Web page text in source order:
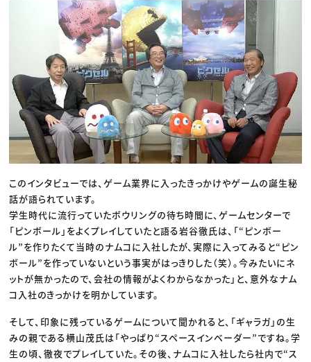
このインタビューでは、ゲーム業界に入ったきっかけやゲームの誕生秘
話が語られています。
学生時代に流行っていたボウリングの待ち時間に、ゲームセンターで
「ピンボール」をよくプレイしていたと語る岩谷徹氏は、「“ピンボー
ル”を作りたくて当時のナムコに入社したが、実際に入ってみると“ピン
ボール”を作っていないという事実がはっきりした（笑）。今みたいにネ
ットが無かったので、会社の情報がよくわからなかった」と、意外なナム
コ入社のきっかけを明かしています。
そして、印象に残っているゲームについて聞かれると、「ギャラガ」の生
みの親である横山茂氏は「やっぱり“スペースインベーダー”ですね。学
生の頃、徹夜でプレイしていた。その後、ナムコに入社したら社内で“ス